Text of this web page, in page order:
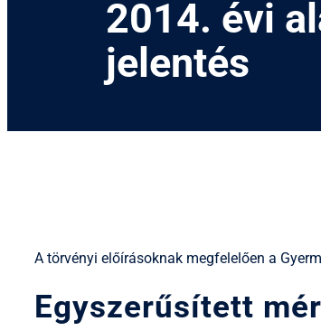
2014. évi
jelentés
A törvényi előírásoknak megfelelően a
Egyszerűsített